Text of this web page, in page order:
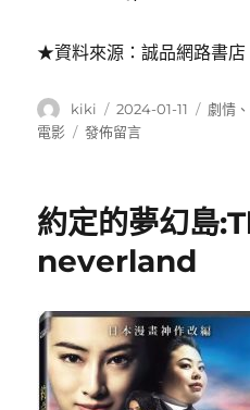
★資料來源：誠品網路書店
作
者
kiki
發
佈
2024-01-11
分
劇情 、
電影
在
人
夢
る
た
り
(Dreams
發佈留言
約定的夢幻島
neverland